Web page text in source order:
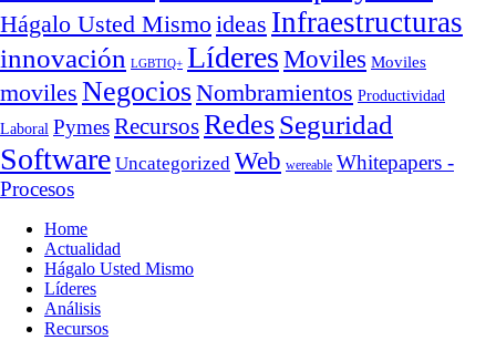
Hágalo Usted Mismoideas Infraestructuras
innovación LGBTIQ+ LíderesMoviles Moviles
moviles NegociosNombramientos Productividad
Laboral PymesRecursosRedesSeguridad
Software Uncategorized Web wereable Whitepapers -
Procesos
Home
Actualidad
Hágalo Usted Mismo
Líderes
Análisis
Recursos